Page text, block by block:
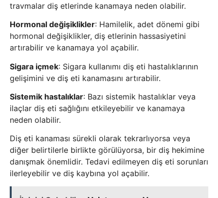
travmalar diş etlerinde kanamaya neden olabilir.
Hormonal değişiklikler: Hamilelik, adet dönemi gibi
hormonal değişiklikler, diş etlerinin hassasiyetini
artırabilir ve kanamaya yol açabilir.
Sigara içmek: Sigara kullanımı diş eti hastalıklarının
gelişimini ve diş eti kanamasını artırabilir.
Sistemik hastalıklar: Bazı sistemik hastalıklar veya
ilaçlar diş eti sağlığını etkileyebilir ve kanamaya
neden olabilir.
Diş eti kanaması sürekli olarak tekrarlıyorsa veya
diğer belirtilerle birlikte görülüyorsa, bir diş hekimine
danışmak önemlidir. Tedavi edilmeyen diş eti sorunları
ilerleyebilir ve diş kaybına yol açabilir.